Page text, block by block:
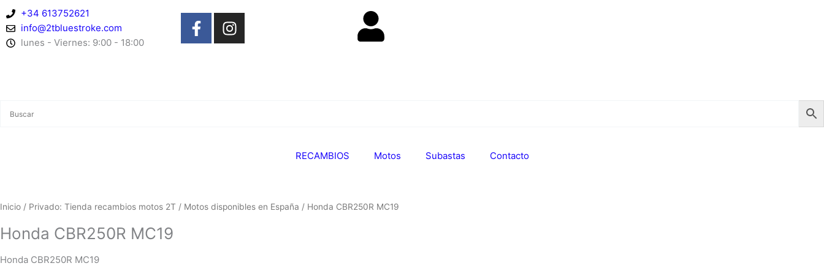
al
contenido
+34 613752621
info@2tbluestroke.com
lunes - Viernes: 9:00 - 18:00
F
a
I
n
RECAMBIOS Motos Subastas Contacto
Inicio / Privado: Tienda recambios motos 2T / Motos disponibles en España / Honda CBR250R MC19
Honda CBR250R MC19
Honda CBR250R MC19